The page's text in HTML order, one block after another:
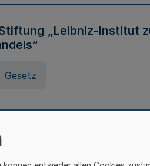
„Leibniz-Institut
Gesetz
Kunsthochschulen des
- KunstHG)